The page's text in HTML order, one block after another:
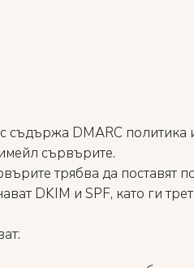
съдържа DMARC политика
сървърите.
трябва да поставят
DKIM и SPF, като ги